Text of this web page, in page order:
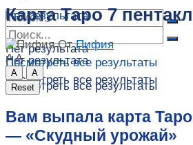
Нет результата
Посмотреть все результаты
Нет результата
Посмотреть все результаты
Нет результата
Посмотреть все результаты
Карта Таро 7
От Пифия
A A
A
A
Reset
Вам выпала карта
— «Скудный урожай»